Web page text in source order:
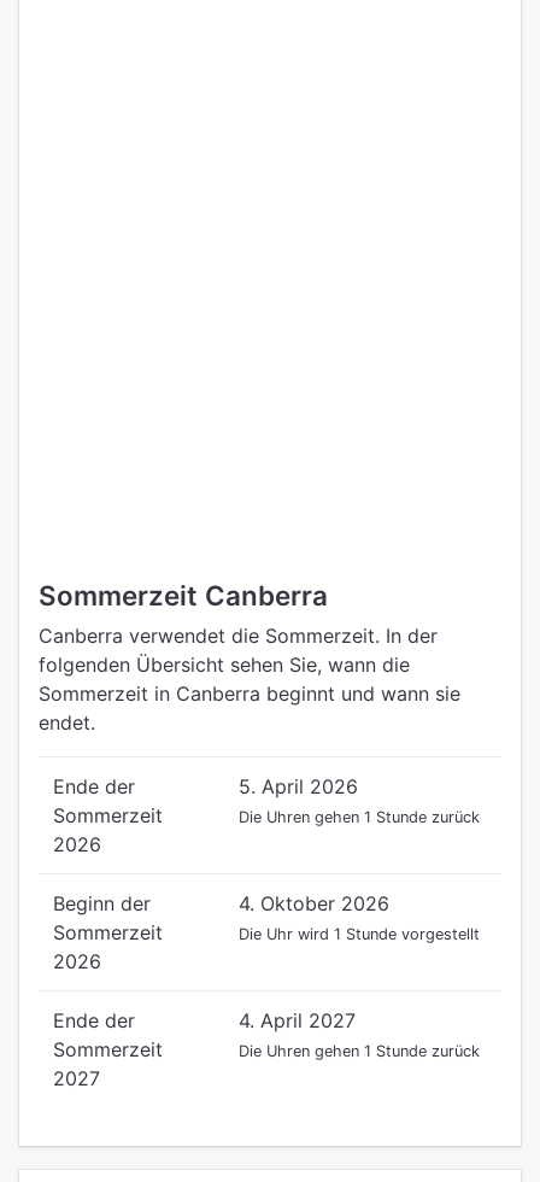
Sommerzeit Canberra
Canberra verwendet die Sommerzeit. In der
folgenden Übersicht sehen Sie, wann die
Sommerzeit in Canberra beginnt und wann sie
endet.
Ende der
Sommerzeit
2026
5. April 2026
Die Uhren gehen 1 Stunde zurück
Beginn der
Sommerzeit
2026
4. Oktober 2026
Die Uhr wird 1 Stunde vorgestellt
Ende der
Sommerzeit
2027
4. April 2027
Die Uhren gehen 1 Stunde zurück